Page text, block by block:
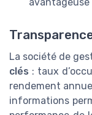
La société de
clés : taux
rendement
informations